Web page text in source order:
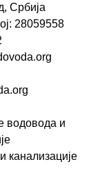
Србија
28059558
водовода и